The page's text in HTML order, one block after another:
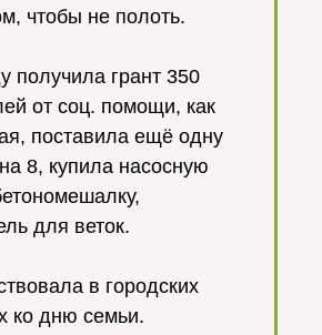
чтобы не полоть.
получила грант 350
от соц. помощи, как
поставила ещё одну
8, купила насосную
для веток.
в городских
ко дню семьи.